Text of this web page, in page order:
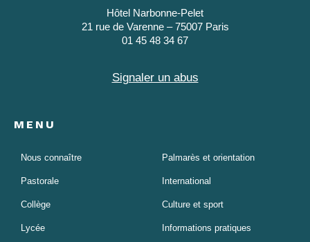
Hôtel Narbonne-Pelet
21 rue de Varenne – 75007 Paris
01 45 48 34 67
Signaler un abus
MENU
Nous connaître
Pastorale
Collège
Lycée
Palmarès et orientation
International
Culture et sport
Informations pratiques